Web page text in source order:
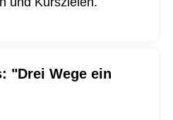
: "Drei Wege ein